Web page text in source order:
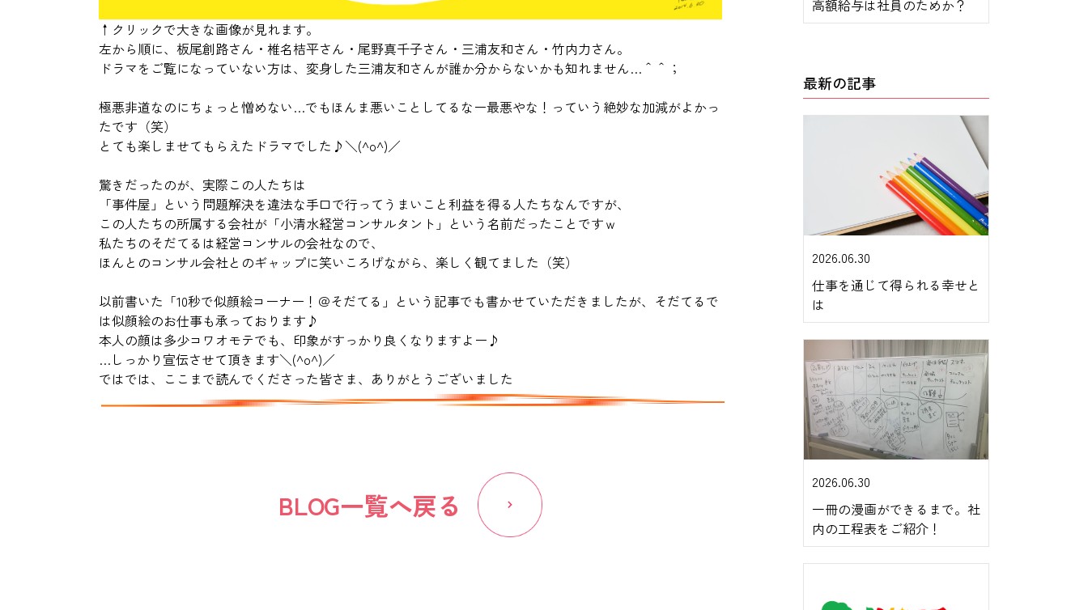
↑クリックで大きな画像が見れます。
左から順に、板尾創路さん・椎名桔平さん・尾野真千子さん・三浦友和さん・竹内力さん。
ドラマをご覧になっていない方は、変身した三浦友和さんが誰か分からないかも知れません…＾＾；
極悪非道なのにちょっと憎めない…でもほんま悪いことしてるなー最悪やな！っていう絶妙な加減がよかっ
たです（笑）
とても楽しませてもらえたドラマでした♪＼(^o^)／
驚きだったのが、実際この人たちは
「事件屋」という問題解決を違法な手口で行ってうまいこと利益を得る人たちなんですが、
この人たちの所属する会社が「小清水経営コンサルタント 」という名前だったことですｗ
私たちのそだてるは経営コンサルの会社なので、
ほんとのコンサル会社とのギャップに笑いころげながら、楽しく観てました（笑）
以前書いた「10秒で似顔絵コーナー！＠そだてる 」という記事でも書かせていただきましたが、そだてるで
は似顔絵のお仕事も承っております♪
本人の顔は多少コワオモテでも、印象がすっかり良くなりますよー♪
…しっかり宣伝させて頂きます＼(^o^)／
ではでは、ここまで読んでくださった皆さま、ありがとうございました
BLOG一覧へ戻る
高額給与は社員のためか？
最新の記事
2026.06.30
仕事を通じて得られる幸せと
は
2026.06.30
一冊の漫画ができるまで。社
内の工程表をご紹介！